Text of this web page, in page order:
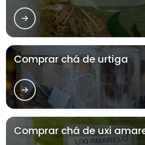
Comprar chá de urtiga
Comprar chá de uxi